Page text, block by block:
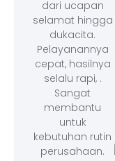
dari ucapan
selamat hingga
dukacita.
Pelayanannya
cepat, hasilnya
selalu rapi, .
Sangat
membantu
untuk
kebutuhan rutin
perusahaan.